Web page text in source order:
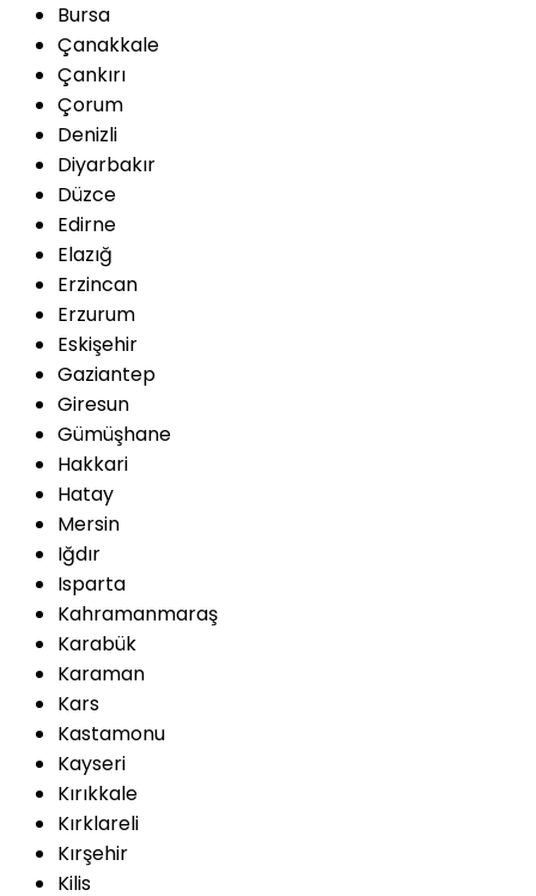
Bursa
Çanakkale
Çankırı
Çorum
Denizli
Diyarbakır
Düzce
Edirne
Elazığ
Erzincan
Erzurum
Eskişehir
Gaziantep
Giresun
Gümüşhane
Hakkari
Hatay
Mersin
Iğdır
Isparta
Kahramanmaraş
Karabük
Karaman
Kars
Kastamonu
Kayseri
Kırıkkale
Kırklareli
Kırşehir
Kilis